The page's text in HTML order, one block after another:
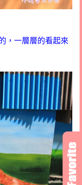
，一層層的看起來